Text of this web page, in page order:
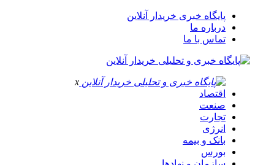
پایگاه خبری خریدار آنلاین
درباره ما
تماس با ما
x
اقتصاد
صنعت
تجارت
انرژی
بانک و بیمه
بورس